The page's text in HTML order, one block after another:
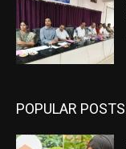
POPULAR POSTS